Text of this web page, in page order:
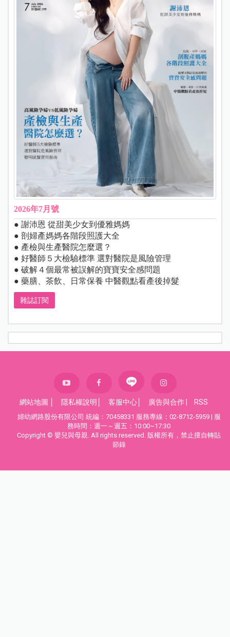
2026年7月號
● 謝沛恩 從甜美少女到優雅媽媽
● 剖婦產媽媽各階段照護大全
● 產檢與生產醫院怎麼選？
● 好醫師５大檢驗標準 選對醫院是風險管理
● 破解４個最常被誤解的寶寶安全感問題
● 藥膳、茶飲、日常保養 中醫觀點看產後掉髮
雜誌訂閱
網站地圖 隱私權說明 客服中心 廣告與合作 RSS
婦幼網路股份有限公司 統編：70458331 服務專線：02-8712-5959 | 服
務時間：週一～週五：10:00~17:30
Copyright © 嬰兒與母親. All rights reserved. 版權所有，禁止擅自轉貼
節錄